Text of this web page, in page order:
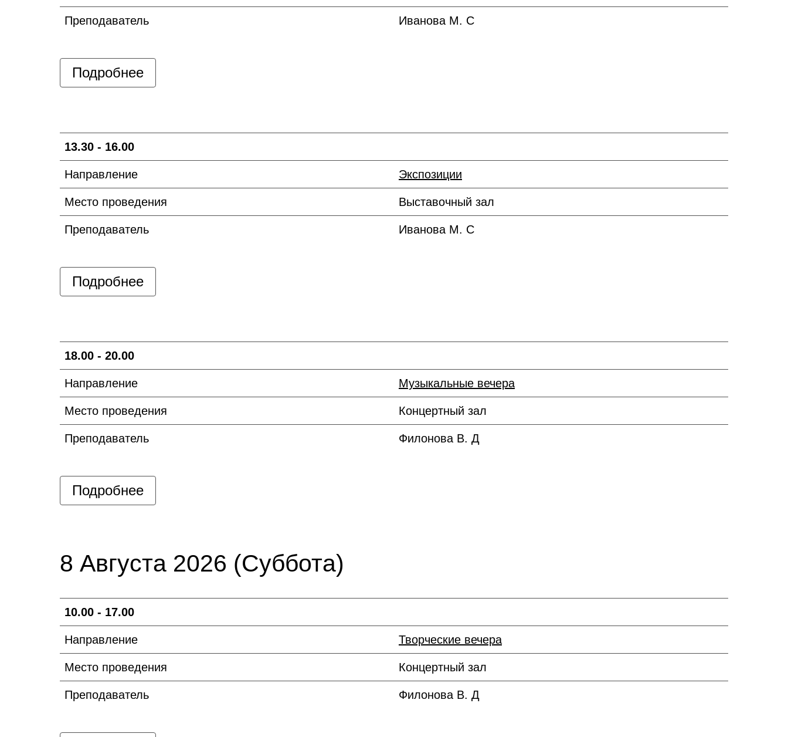
Преподаватель Иванова М. С
Подробнее
13.30 - 16.00
Направление Экспозиции
Место проведения Выставочный зал
Преподаватель Иванова М. С
Подробнее
18.00 - 20.00
Направление Музыкальные вечера
Место проведения Концертный зал
Преподаватель Филонова В. Д
Подробнее
8 Августа 2026 (Суббота)
10.00 - 17.00
Направление Творческие вечера
Место проведения Концертный зал
Преподаватель Филонова В. Д